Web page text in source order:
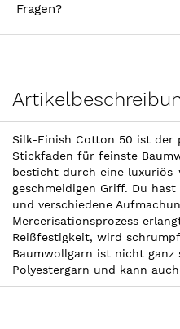
Fragen?
Silk-Finish Cotton 50 ist der
Stickfaden für feinste
besticht durch eine
geschmeidigen Griff. Du
und verschiedene
Mercerisationsprozess
Reißfestigkeit, wird
Baumwollgarn ist nicht
Polyestergarn und kann